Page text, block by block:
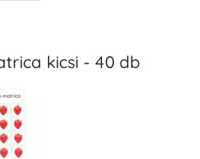
VersaCraft
Fenyőzöld
+1.380 Ft
VersaCraft
kicsi - 40 db